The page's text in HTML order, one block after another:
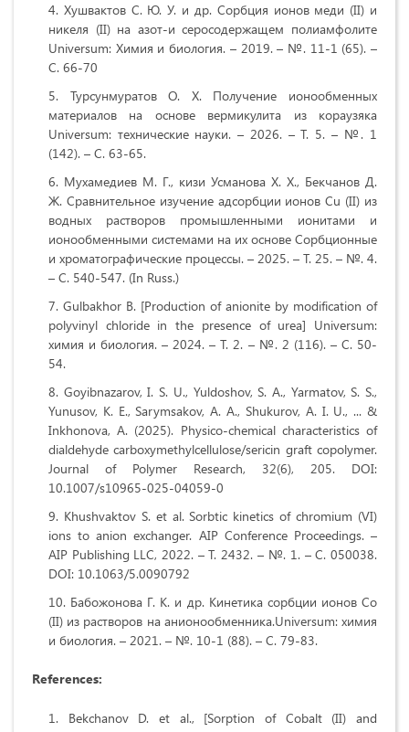
Хушвактов С. Ю. У. и др. Сорбция ионов меди (II) и
никеля (II) на азот-и серосодержащем полиамфолите
Universum: Химия и биология. – 2019. – №. 11-1 (65). –
С. 66-70
Турсунмуратов О. Х. Получение ионообменных
материалов на основе вермикулита из кораузяка
Universum: технические науки. – 2026. – Т. 5. – №. 1
(142). – С. 63-65.
Мухамедиев М. Г., кизи Усманова Х. Х., Бекчанов Д.
Ж. Сравнительное изучение адсорбции ионов Cu (II) из
водных растворов промышленными ионитами и
ионообменными системами на их основе Сорбционные
и хроматографические процессы. – 2025. – Т. 25. – №. 4.
– С. 540-547. (In Russ.)
Gulbakhor B. [Production of anionite by modification of
polyvinyl chloride in the presence of urea] Universum:
химия и биология. – 2024. – Т. 2. – №. 2 (116). – С. 50-
54.
Goyibnazarov, I. S. U., Yuldoshov, S. A., Yarmatov, S. S.,
Yunusov, K. E., Sarymsakov, A. A., Shukurov, A. I. U., ... &
Inkhonova, A. (2025). Physico-chemical characteristics of
dialdehyde carboxymethylcellulose/sericin graft copolymer.
Journal of Polymer Research, 32(6), 205. DOI:
10.1007/s10965-025-04059-0
Khushvaktov S. et al. Sorbtic kinetics of chromium (VI)
ions to anion exchanger. AIP Conference Proceedings. –
AIP Publishing LLC, 2022. – Т. 2432. – №. 1. – С. 050038.
DOI: 10.1063/5.0090792
Бабожонова Г. К. и др. Кинетика сорбции ионов Cо
(II) из растворов на анионообменника.Universum: химия
и биология. – 2021. – №. 10-1 (88). – С. 79-83.
References:
Bekchanov D. et al., [Sorption of Cobalt (II) and